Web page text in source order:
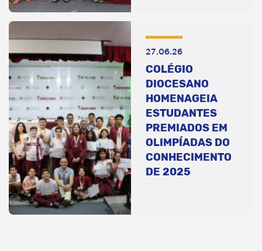
27.06.26
COLÉGIO
DIOCESANO
HOMENAGEIA
ESTUDANTES
PREMIADOS EM
OLIMPÍADAS DO
CONHECIMENTO
DE 2025